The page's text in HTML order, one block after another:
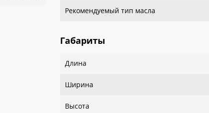
Рекомендуемый тип масла
Габариты
Длина
Ширина
Высота